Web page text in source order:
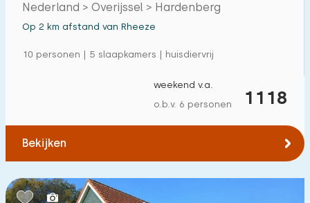
Toegankelijkheid
Nederland > Overijssel > Hardenberg
Op 2 km afstand van Rheeze
10 personen | 5 slaapkamers | huisdiervrij
1118
weekend v.a.
o.b.v. 6 personen
Bekijken